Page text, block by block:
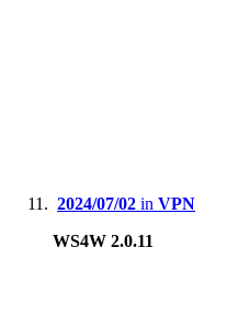
2024/07/02 in VPN
WS4W 2.0.11